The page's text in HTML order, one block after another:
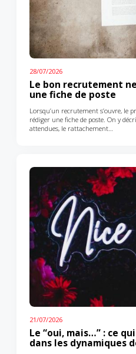
28/07/2026
Le bon recrutement
une fiche de poste
Lorsqu’un recrutement s’ouvre, le
rédiger une fiche de poste. On y
attendues, le rattachement…
21/07/2026
Le “oui, mais…” : ce
dans les dynamiques